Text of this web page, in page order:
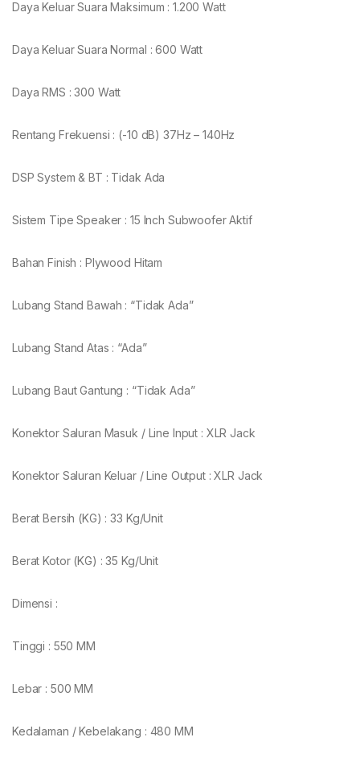
Daya Keluar Suara Maksimum : 1.200 Watt
Daya Keluar Suara Normal : 600 Watt
Daya RMS : 300 Watt
Rentang Frekuensi : (-10 dB) 37Hz – 140Hz
DSP System & BT : Tidak Ada
Sistem Tipe Speaker : 15 Inch Subwoofer Aktif
Bahan Finish : Plywood Hitam
Lubang Stand Bawah : “Tidak Ada”
Lubang Stand Atas : “Ada”
Lubang Baut Gantung : “Tidak Ada”
Konektor Saluran Masuk / Line Input : XLR Jack
Konektor Saluran Keluar / Line Output : XLR Jack
Berat Bersih (KG) : 33 Kg/Unit
Berat Kotor (KG) : 35 Kg/Unit
Dimensi :
Tinggi : 550 MM
Lebar : 500 MM
Kedalaman / Kebelakang : 480 MM